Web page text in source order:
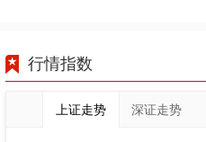
行情指数
上证走势 深证走势